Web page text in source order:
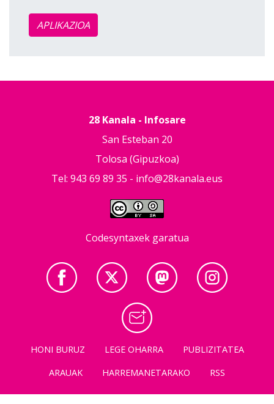
APLIKAZIOA
28 Kanala - Infosare
San Esteban 20
Tolosa (Gipuzkoa)
Tel: 943 69 89 35 - info@28kanala.eus
Codesyntaxek garatua
HONI BURUZ LEGE OHARRA
PUBLIZITATEA
ARAUAK
HARREMANETARAKO RSS